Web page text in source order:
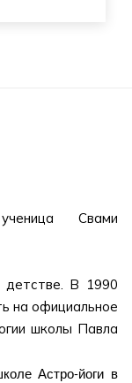
Свами
детстве. В 1990
на официальное
школы Павла
Астро-йоги в